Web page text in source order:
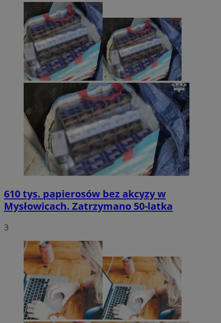
610 tys. papierosów bez akcyzy w
Mysłowicach. Zatrzymano 50-latka
3